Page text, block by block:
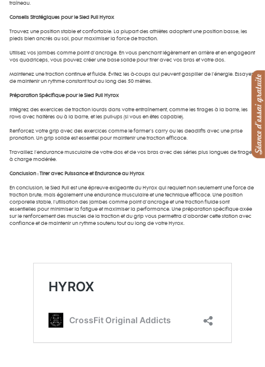
traîneau.
Conseils Stratégiques pour le Sled Pull Hyrox
Trouvez une position stable et confortable. La plupart des athlètes adoptent une position basse, les
pieds bien ancrés au sol, pour maximiser la force de traction.
Utilisez vos jambes comme point d’ancrage. En vous penchant légèrement en arrière et en engageant
vos quadriceps, vous pouvez créer une base solide pour tirer avec vos bras et votre dos.
Maintenez une traction continue et fluide. Évitez les à-coups qui peuvent gaspiller de l’énergie. Essayez
de maintenir un rythme constant tout au long des 50 mètres.
Préparation Spécifique pour le Sled Pull Hyrox
Intégrez des exercices de traction lourds dans votre entraînement, comme les tirages à la barre, les
rows avec haltères ou à la barre, et les pull-ups (si vous en êtes capable).
Renforcez votre grip avec des exercices comme le farmer’s carry ou les deadlifts avec une prise
pronation. Un grip solide est essentiel pour maintenir une traction efficace.
Travaillez l’endurance musculaire de votre dos et de vos bras avec des séries plus longues de tirages
à charge modérée.
Conclusion : Tirer avec Puissance et Endurance au Hyrox
En conclusion, le Sled Pull est une épreuve exigeante du Hyrox qui requiert non seulement une force de
traction brute, mais également une endurance musculaire et une technique efficace. Une position
corporelle stable, l’utilisation des jambes comme point d’ancrage et une traction fluide sont
essentielles pour minimiser la fatigue et maximiser la performance. Une préparation spécifique axée
sur le renforcement des muscles de la traction et du grip vous permettra d’aborder cette station avec
confiance et de maintenir un rythme soutenu tout au long de votre Hyrox.